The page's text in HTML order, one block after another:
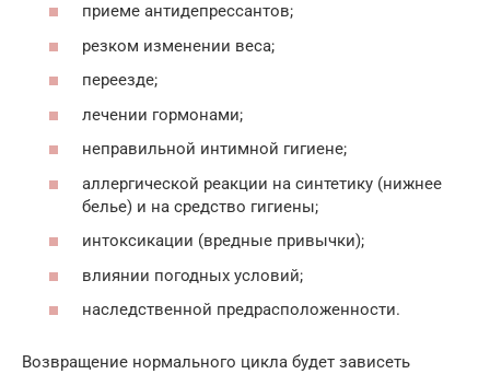
приеме антидепрессантов;
резком изменении веса;
переезде;
лечении гормонами;
неправильной интимной гигиене;
аллергической реакции на синтетику (нижнее
белье) и на средство гигиены;
интоксикации (вредные привычки);
влиянии погодных условий;
наследственной предрасположенности.
Возвращение нормального цикла будет зависеть